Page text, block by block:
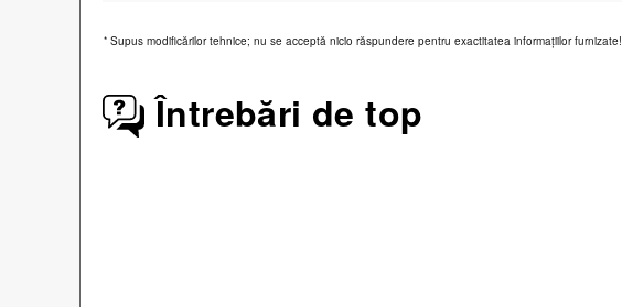
* Supus modificărilor tehnice; nu se acceptă nicio răspundere pentru exactitatea informaţiilor furnizate!
Întrebări de top